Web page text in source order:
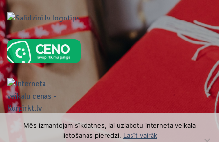
Mēs izmantojam sīkdatnes, lai uzlabotu interneta veikala
lietošanas pieredzi. Lasīt vairāk